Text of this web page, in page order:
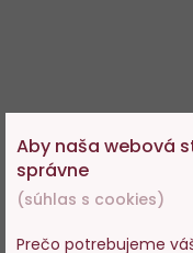
Aby naša webová
správne
(súhlas s cookies)
Prečo potrebujeme